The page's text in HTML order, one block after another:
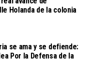
Holanda de la colonia
se ama y se defiende:
Por la Defensa de la